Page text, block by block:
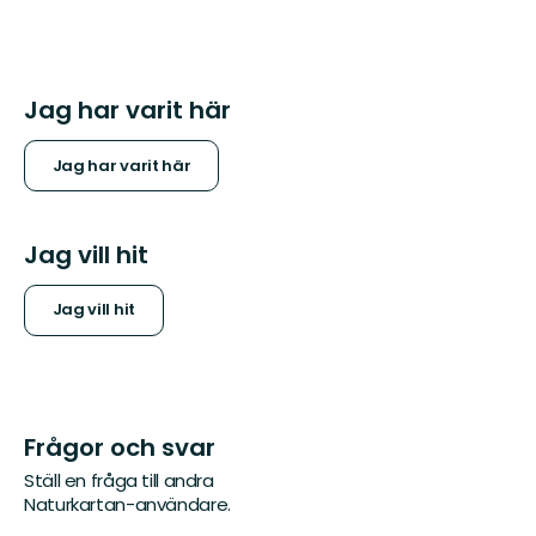
Jag har varit här
Jag har varit här
Jag vill hit
Jag vill hit
Frågor och svar
Ställ en fråga till andra
Naturkartan-användare.